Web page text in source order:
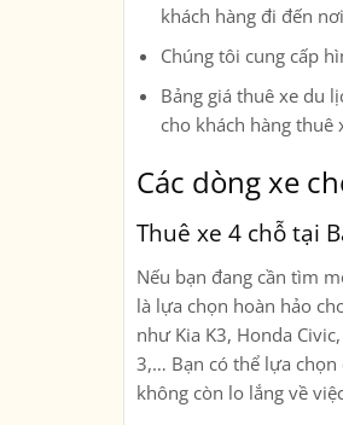
khách hàng đi đến
Chúng tôi cung cấp
Bảng giá thuê xe du
cho khách hàng thuê
Các dòng xe
Thuê xe 4 chỗ tại
Nếu bạn đang cần tìm
là lựa chọn hoàn hảo
như Kia K3, Honda
3,… Bạn có thể lựa chọn
không còn lo lắng về